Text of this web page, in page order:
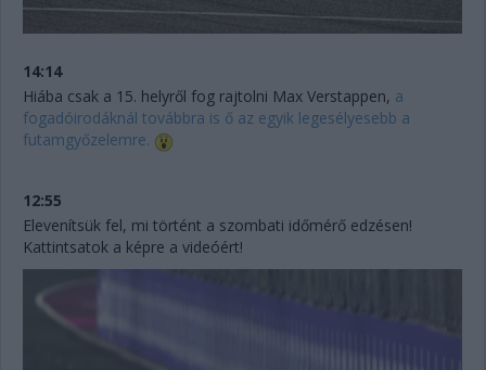
14:14
Hiába csak a 15. helyről fog rajtolni Max Verstappen, a
fogadóirodáknál továbbra is ő az egyik legesélyesebb a
futamgyőzelemre.
12:55
Elevenítsük fel, mi történt a szombati időmérő edzésen!
Kattintsatok a képre a videóért!